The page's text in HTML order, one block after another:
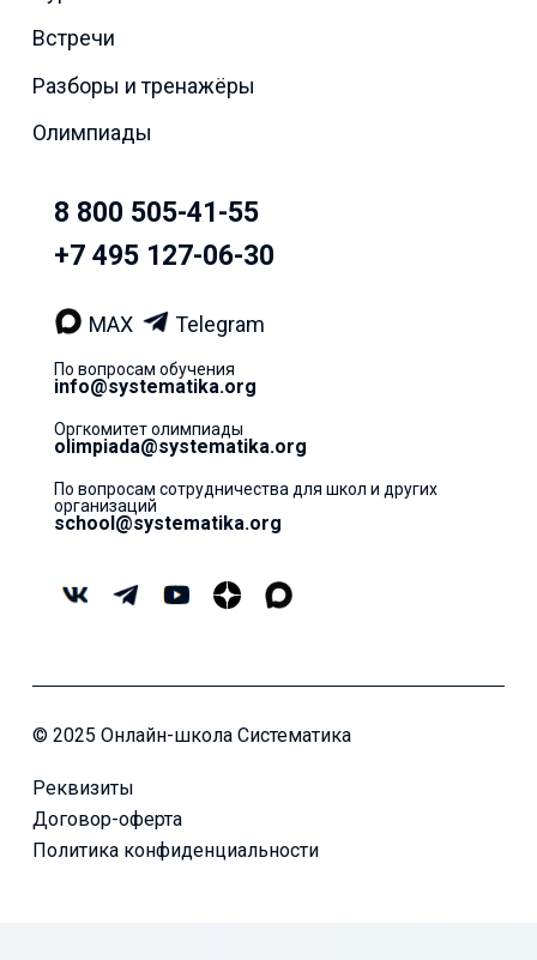
Встречи
Разборы и тренажёры
Олимпиады
8 800 505-41-55
+7 495 127-06-30
MAX Telegram
По вопросам обучения
info@systematika.org
Оргкомитет олимпиады
olimpiada@systematika.org
По вопросам сотрудничества для школ и других
организаций
school@systematika.org
© 2025 Онлайн-школа Систематика
Реквизиты
Договор-оферта
Политика конфиденциальности